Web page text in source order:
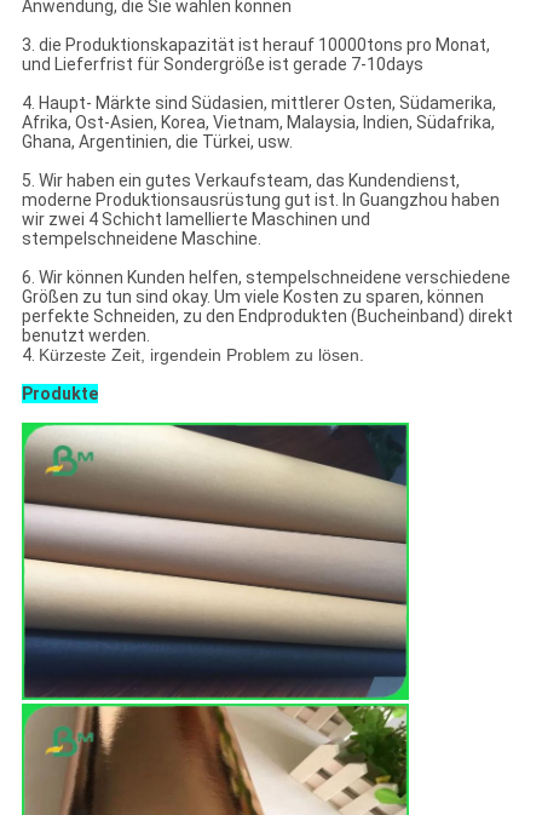
Anwendung, die Sie wählen können
3. die Produktionskapazität ist herauf 10000tons pro Monat,
und Lieferfrist für Sondergröße ist gerade 7-10days
4. Haupt- Märkte sind Südasien, mittlerer Osten, Südamerika,
Afrika, Ost-Asien, Korea, Vietnam, Malaysia, Indien, Südafrika,
Ghana, Argentinien, die Türkei, usw.
5. Wir haben ein gutes Verkaufsteam, das Kundendienst,
moderne Produktionsausrüstung gut ist. In Guangzhou haben
wir zwei 4 Schicht lamellierte Maschinen und
stempelschneidene Maschine.
6. Wir können Kunden helfen, stempelschneidene verschiedene
Größen zu tun sind okay. Um viele Kosten zu sparen, können
perfekte Schneiden, zu den Endprodukten (Bucheinband) direkt
benutzt werden.
4. Kürzeste Zeit, irgendein Problem zu lösen.
Produkte